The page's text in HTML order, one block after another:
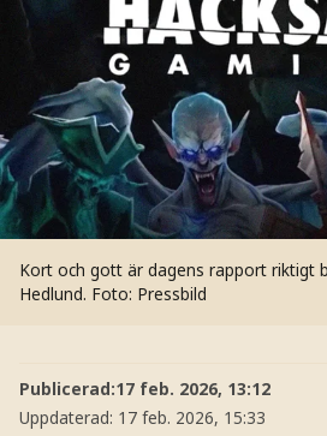
Kort och gott är dagens rapport riktigt
Hedlund. Foto: Pressbild
Publicerad:17 feb. 2026, 13:12
Uppdaterad: 17 feb. 2026, 15:33